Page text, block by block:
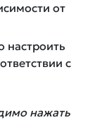
от
настроить
с
нажать